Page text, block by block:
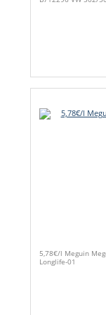
5,78€/l Meguin
Longlife-01